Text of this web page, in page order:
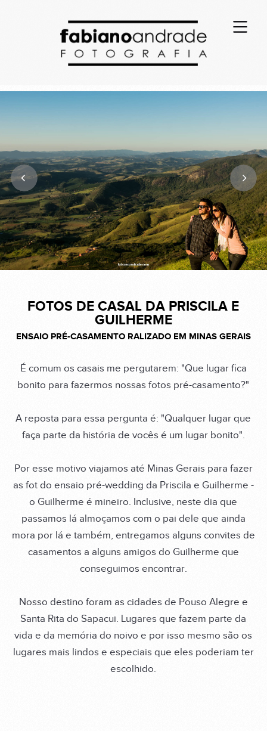
FOTOS DE CASAL DA PRISCILA E
GUILHERME
ENSAIO PRÉ-CASAMENTO RALIZADO EM MINAS GERAIS
É comum os casais me pergutarem: "Que lugar fica
bonito para fazermos nossas fotos pré-casamento?"
A reposta para essa pergunta é: "Qualquer lugar que
faça parte da história de vocês é um lugar bonito".
Por esse motivo viajamos até Minas Gerais para fazer
as fot do ensaio pré-wedding da Priscila e Guilherme -
o Guilherme é mineiro. Inclusive, neste dia que
passamos lá almoçamos com o pai dele que ainda
mora por lá e também, entregamos alguns convites de
casamentos a alguns amigos do Guilherme que
conseguimos encontrar.
Nosso destino foram as cidades de Pouso Alegre e
Santa Rita do Sapacui. Lugares que fazem parte da
vida e da memória do noivo e por isso mesmo são os
lugares mais lindos e especiais que eles poderiam ter
escolhido.